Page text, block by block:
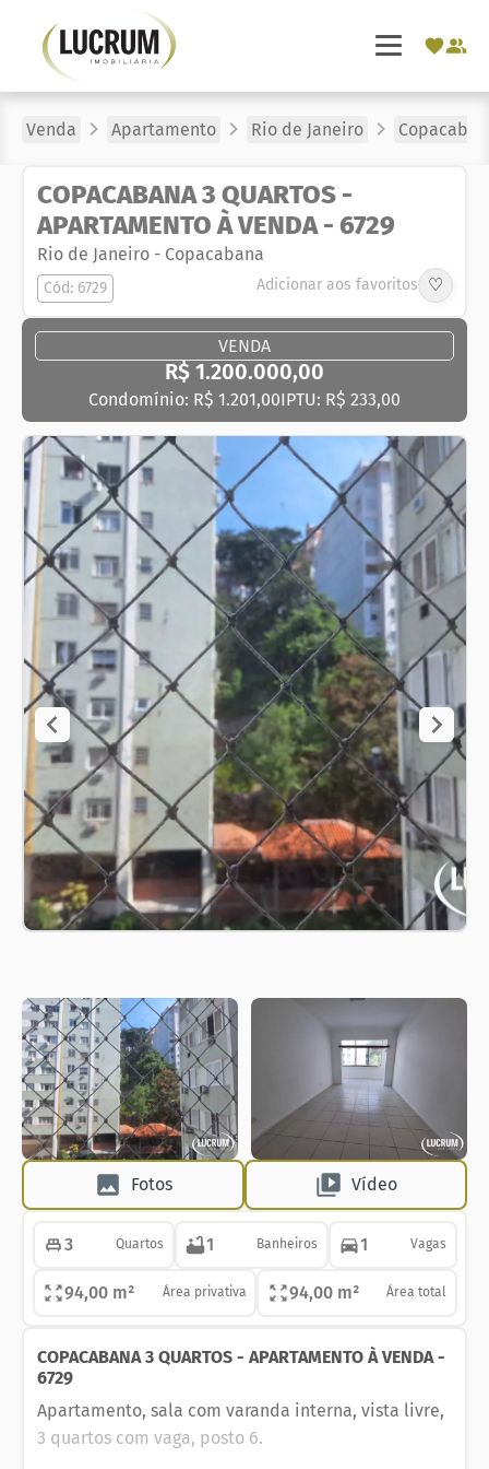
Venda Apartamento Rio de Janeiro
COPACABANA 3 QUARTOS -
APARTAMENTO À VENDA - 6729
Rio de Janeiro- Copacabana
Adicionar aos favoritos ♡
Cód: 6729
VENDA
R$ 1.200.000,00
Condomínio: R$ 1.201,00IPTU: R$ 233,00
Fotos Vídeo
3 Quartos 1 Banheiros 1 Vagas
94,00 m² Área privativa 94,00 m² Área total
COPACABANA 3 QUARTOS - APARTAMENTO À VENDA -
6729
Apartamento, sala com varanda interna, vista livre,
3 quartos com vaga, posto 6.